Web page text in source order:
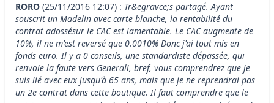
RORO (25/11/2016 12:07) : Tr&egravce;s partagé. Ayant
souscrit un Madelin avec carte blanche, la rentabilité du
contrat adossésur le CAC est lamentable. Le CAC augmente de
10%, il ne m'est reversé que 0.0010% Donc j'ai tout mis en
fonds euro. Il y a 0 conseils, une standardiste dépassée, qui
renvoie la faute vers Generali, bref, vous comprendrez que je
suis lié avec eux jusqu'à 65 ans, mais que je ne reprendrai pas
un 2e contrat dans cette boutique. Il faut comprendre que le